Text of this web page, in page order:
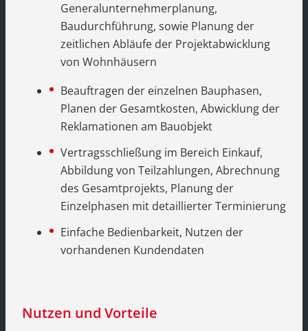
Generalunternehmerplanung,
Baudurchführung, sowie Planung der
zeitlichen Abläufe der Projektabwicklung
von Wohnhäusern
Beauftragen der einzelnen Bauphasen,
Planen der Gesamtkosten, Abwicklung der
Reklamationen am Bauobjekt
Vertragsschließung im Bereich Einkauf,
Abbildung von Teilzahlungen, Abrechnung
des Gesamtprojekts, Planung der
Einzelphasen mit detaillierter Terminierung
Einfache Bedienbarkeit, Nutzen der
vorhandenen Kundendaten
Nutzen und Vorteile